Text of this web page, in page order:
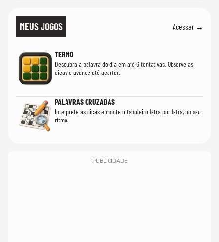
MEUS JOGOS Acessar →
TERMO
Descubra a palavra do dia em até 6 tentativas. Observe as
dicas e avance até acertar.
PALAVRAS CRUZADAS
Interprete as dicas e monte o tabuleiro letra por letra, no seu
ritmo.
PUBLICIDADE